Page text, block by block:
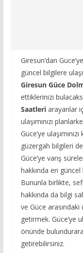
Giresun’dan
güncel bilgilere
Giresun Güce
ettiklerinizi
Saatleriarayanlar
ulaşımınızı
Güce’ye
güzergah bilgileri
Güce’ye varış
hakkında en
Bununla birlikte,
hakkında da bilgi
ve Güce arasındaki
getirmek. Güce’ye
önünde
getirebilirsiniz.